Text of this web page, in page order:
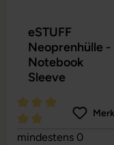
eSTUFF
Neoprenhülle -
Notebook
Sleeve
Durchschnittliche
mindestens 0